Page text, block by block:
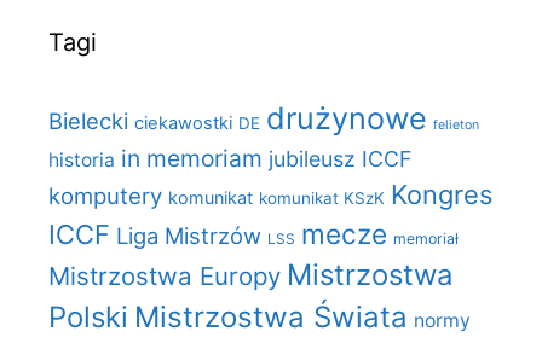
Tagi
Bielecki ciekawostki DE drużynowe felieton
historia in memoriam jubileusz ICCF
komputery komunikat komunikat KSzK Kongres
ICCF Liga Mistrzów LSS mecze memoriał
Mistrzostwa Europy Mistrzostwa
Polski Mistrzostwa Świata normy